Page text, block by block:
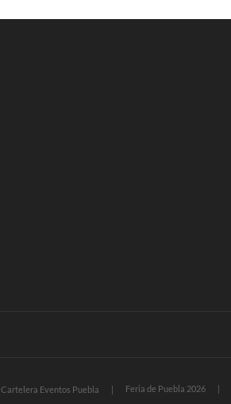
Cartelera Eventos Puebla
Feria de Puebla 2026